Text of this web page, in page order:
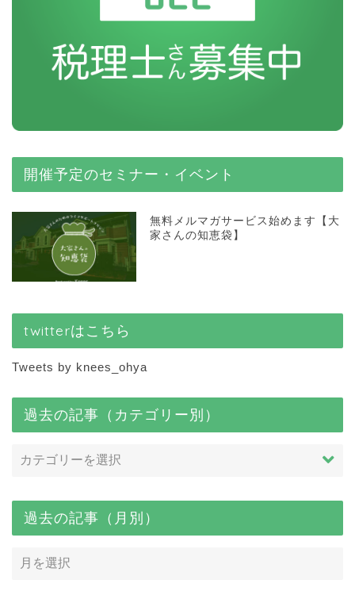
開催予定のセミナー・イベント
無料メルマガサービス始めます【大
家さんの知恵袋】
twitterはこちら
Tweets by knees_ohya
過去の記事（カテゴリー別）
過去の記事（月別）